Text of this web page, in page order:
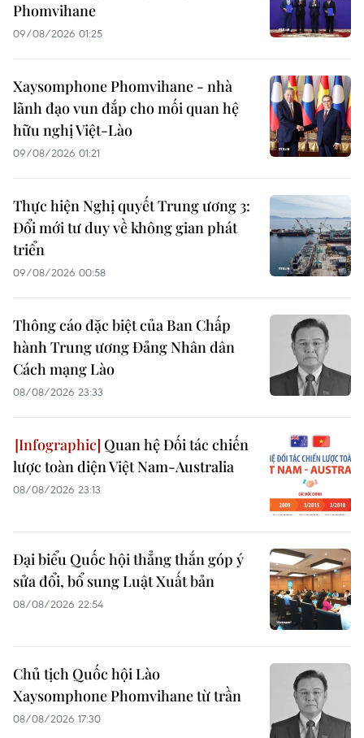
Phomvihane
09/08/2026 01:25
Xaysomphone Phomvihane - nhà
lãnh đạo vun đắp cho mối quan hệ
hữu nghị Việt-Lào
09/08/2026 01:21
Thực hiện Nghị quyết Trung ương 3:
Đổi mới tư duy về không gian phát
triển
09/08/2026 00:58
Thông cáo đặc biệt của Ban Chấp
hành Trung ương Đảng Nhân dân
Cách mạng Lào
08/08/2026 23:33
Quan hệ Đối tác chiến
lược toàn diện Việt Nam-Australia
08/08/2026 23:13
Đại biểu Quốc hội thẳng thắn góp ý
sửa đổi, bổ sung Luật Xuất bản
08/08/2026 22:54
Chủ tịch Quốc hội Lào
Xaysomphone Phomvihane từ trần
08/08/2026 17:30